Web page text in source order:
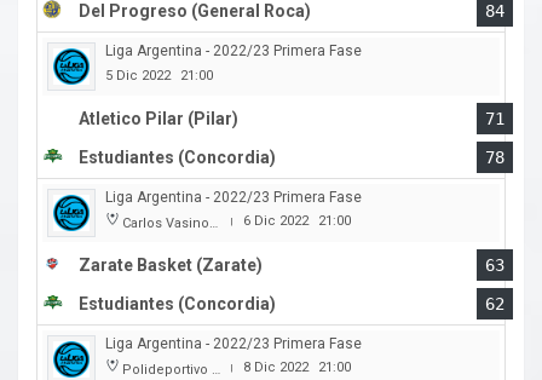
Del Progreso (General Roca)
84
Liga Argentina - 2022/23 Primera Fase
5 Dic 2022 21:00
Atletico Pilar (Pilar)
71
Estudiantes (Concordia)
78
Liga Argentina - 2022/23 Primera Fase
Carlos Vasino (Club Atl. Parana) | 6 Dic 2022 21:00
Zarate Basket (Zarate)
63
Estudiantes (Concordia)
62
Liga Argentina - 2022/23 Primera Fase
Polideportivo Islas Malvinas | 8 Dic 2022 21:00